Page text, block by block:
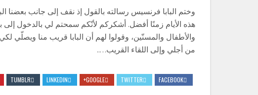
وختم البابا فرنسيس رسالته بالقول إذ نقف إلى جانب بعضنا
هذه الأيام زمنًا أفضل. أشكركم لأنّكم سمحتم لي بالدخول إلى
والأطفال والمسنّين، وقولوا لهم أن البابا قريب منا ويصلّي
من أجلي وإلى اللقاء القريب…..
FACEBOOK
TWITTER
GOOGLE+
LINKEDIN
TUMBLR